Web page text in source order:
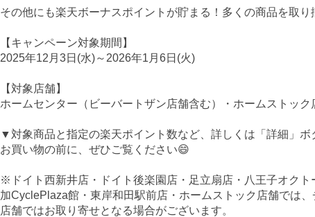
その他にも楽天ボーナスポイントが貯まる！多くの商品を取
【キャンペーン対象期間】
2025年12月3日(水)～2026年1月6日(火)
【対象店舗】
ホームセンター（ビーバートザン店舗含む）・ホームストック
▼対象商品と指定の楽天ポイント数など、詳しくは「詳細」ボ
お買い物の前に、ぜひご覧ください😄
※ドイト西新井店・ドイト後楽園店・足立扇店・八王子オク
加CyclePlaza館・東岸和田駅前店・ホームストック店舗では
店舗ではお取り寄せとなる場合がございます。